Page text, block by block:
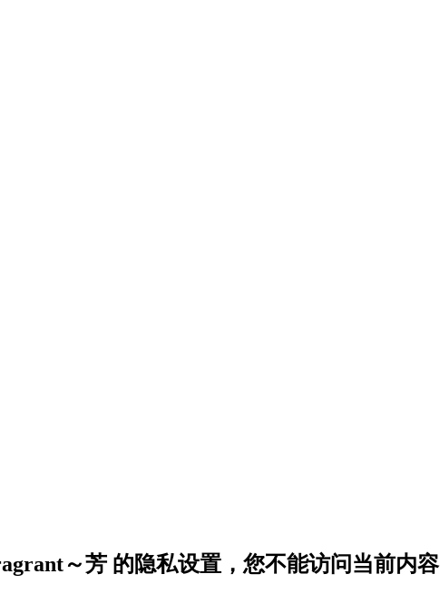
～芳 的隐私设置，您不能访问当前内容